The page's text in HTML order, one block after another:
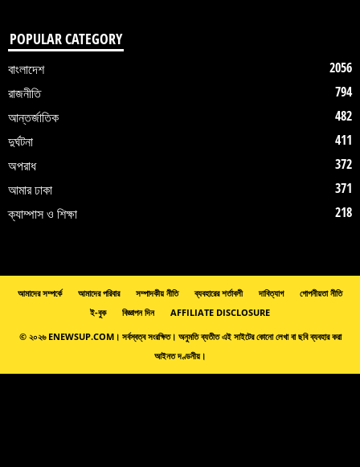
POPULAR CATEGORY
বাংলাদেশ
2056
রাজনীতি
794
আন্তর্জাতিক
482
দুর্ঘটনা
411
অপরাধ
372
আমার ঢাকা
371
ক্যাম্পাস ও শিক্ষা
218
আমাদের সম্পর্কে আমাদের পরিবার সম্পাদকীয় নীতি ব্যবহারের শর্তাবলী দাবিত্যাগ
গোপনীয়তা নীতি
ই-বুক
বিজ্ঞাপন দিন
AFFILIATE DISCLOSURE
© ২০২৬ ENEWSUP.COM। সর্বস্বত্ব সংরক্ষিত। অনুমতি ব্যতীত এই সাইটের কোনো লেখা বা ছবি ব্যবহার করা
আইনত দণ্ডনীয়।